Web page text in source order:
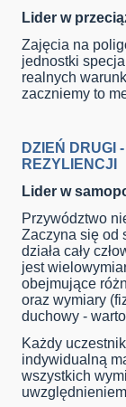
Lider w
Zajęcia na
jednostki
realnych
zaczniemy to
DZIEŃ DRUGI
REZYLIENCJI
Lider w
Przywództwo
Zaczyna się od
działa cały
jest
obejmujące
oraz wymiary
duchowy -
Każdy
indywidualną
wszystkich